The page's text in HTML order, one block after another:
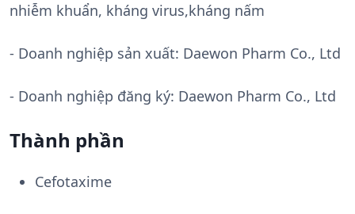
nhiễm khuẩn, kháng virus,kháng nấm
- Doanh nghiệp sản xuất: Daewon Pharm Co., Ltd
- Doanh nghiệp đăng ký: Daewon Pharm Co., Ltd
Thành phần
Cefotaxime